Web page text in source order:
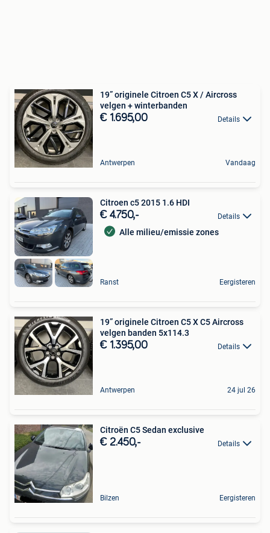
19” originele Citroen C5 X / Aircross
velgen + winterbanden
€ 1.695,00 Details
Antwerpen Vandaag
Citroen c5 2015 1.6 HDI
€ 4.750,- Details
Alle milieu/emissie zones
Ranst Eergisteren
19” originele Citroen C5 X C5 Aircross
velgen banden 5x114.3
€ 1.395,00 Details
Antwerpen 24 jul 26
Citroën C5 Sedan exclusive
€ 2.450,- Details
Bilzen Eergisteren